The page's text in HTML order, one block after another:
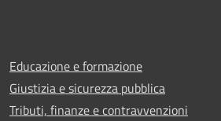
Educazione e formazione
Giustizia e sicurezza pubblica
Tributi, finanze e contravvenzioni